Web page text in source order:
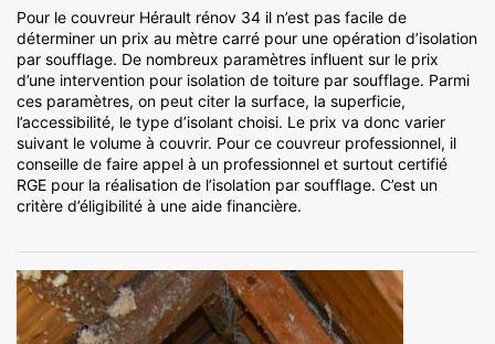
Pour le couvreur Hérault rénov 34 il n’est pas facile de
déterminer un prix au mètre carré pour une opération d’isolation
par soufflage. De nombreux paramètres influent sur le prix
d’une intervention pour isolation de toiture par soufflage. Parmi
ces paramètres, on peut citer la surface, la superficie,
l’accessibilité, le type d’isolant choisi. Le prix va donc varier
suivant le volume à couvrir. Pour ce couvreur professionnel, il
conseille de faire appel à un professionnel et surtout certifié
RGE pour la réalisation de l’isolation par soufflage. C’est un
critère d’éligibilité à une aide financière.